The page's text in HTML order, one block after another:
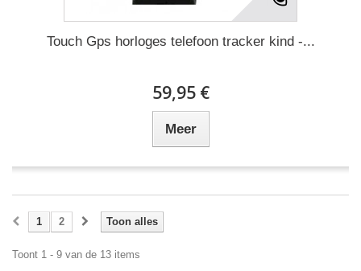
Touch Gps horloges telefoon tracker kind -...
59,95 €
Meer
Toon alles
1 2
Toont 1 - 9 van de 13 items